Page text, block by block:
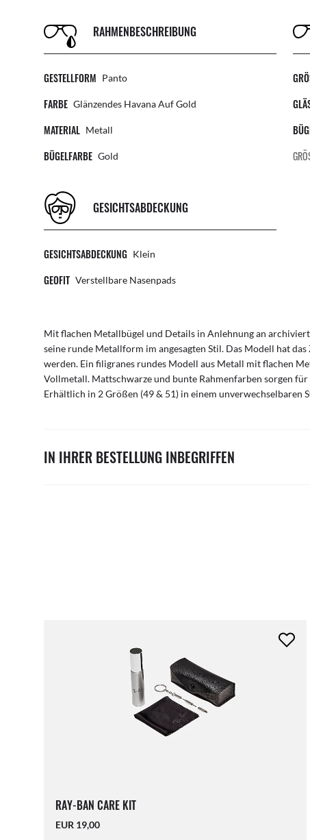
RAHMENBESCHREIBUNG
GESTELLFORM Panto
FARBE Glänzendes Havana Auf Gold
MATERIAL Metall
BÜGELFARBE Gold
GESICHTSABDECKUNG
GESICHTSABDECKUNG Klein
GEOFIT Verstellbare Nasenpads
Mit flachen Metallbügel und Details in Anlehnung an
seine runde Metallform im angesagten Stil. Das Modell hat das
werden. Ein filigranes rundes Modell aus Metall mit flachen
Vollmetall. Mattschwarze und bunte Rahmenfarben sorgen
Erhältlich in 2 Größen (49 & 51) in einem unverwechselbaren
IN IHRER BESTELLUNG INBEGRIFFEN
RAY-BAN CARE KIT
EUR 19,00